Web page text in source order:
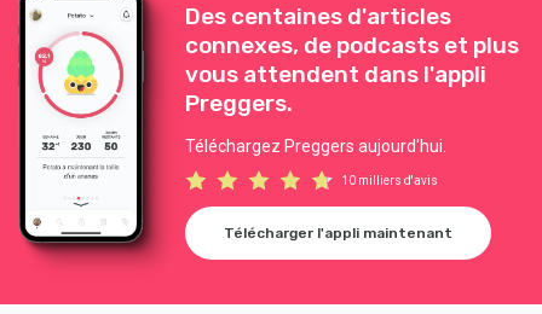
Des centaines d'articles
connexes, de podcasts et plus
vous attendent dans l'appli
Preggers.
Téléchargez Preggers aujourd'hui.
10 milliers d'avis
Télécharger l'appli maintenant